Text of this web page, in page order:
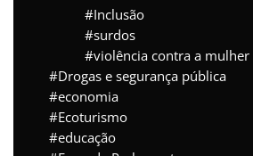
Inclusão
surdos
violência contra a mulher
Drogas e segurança pública
economia
Ecoturismo
educação